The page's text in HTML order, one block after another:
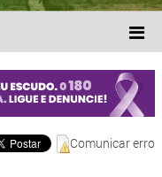
Comunicar erro